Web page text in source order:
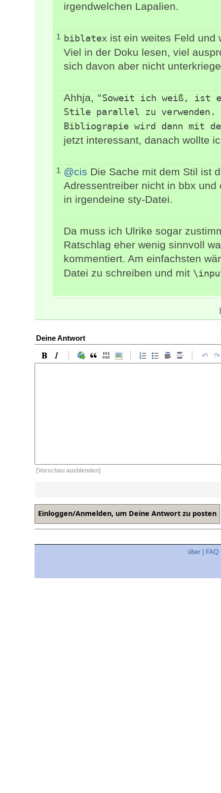
irgendwelchen Lapalien.
1 biblatex ist ein weites Feld und
Viel in der Doku lesen, viel
sich davon aber nicht
Ahhja, "Soweit ich weiß, ist
Stile parallel zu
Bibliograpie wird dann mit
jetzt interessant, danach wollte
1 @cis Die Sache mit dem Stil ist
Adressentreiber nicht in bbx
in irgendeine sty-Datei.
Da muss ich Ulrike sogar
Ratschlag eher wenig sinnvoll
kommentiert. Am einfachsten
Datei zu schreiben und mit
Deine Antwort
[Vorschau ausblenden]
über FAQ